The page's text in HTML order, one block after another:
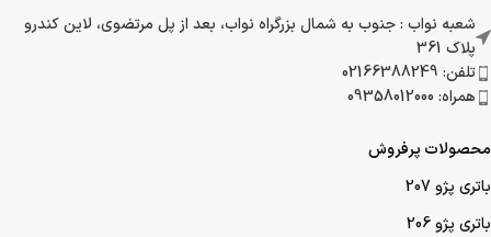
شعبه نواب : جنوب به شمال بزرگراه نواب، بعد از پل مرتضوی، لاین کندرو
پلاک 361
تلفن: 02166388249
همراه: 09358012000
محصولات پرفروش
باتری پژو 207
باتری پژو 206